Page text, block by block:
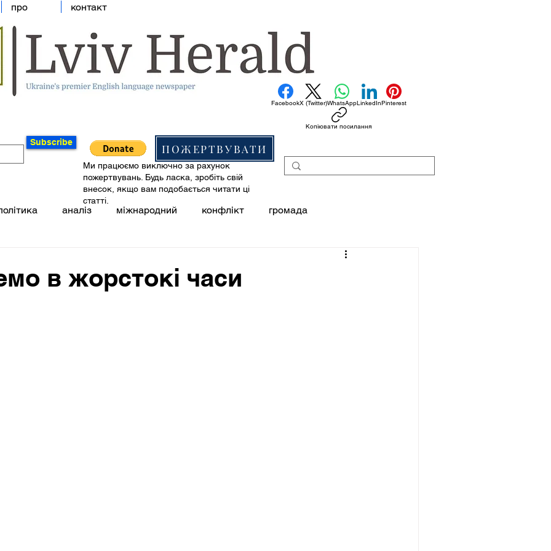
про контакт
Subscribe ПОЖЕРТВУВАТИ
FacebookX (Twitter)WhatsAppLinkedInPinterest
Копіювати посилання
Ми працюємо виключно за рахунок
пожертвувань. Будь ласка, зробіть свій
внесок, якщо вам подобається читати ці
статті.
аналіз міжнародний конфлікт громада
в жорстокі часи